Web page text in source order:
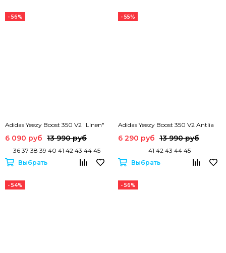
- 56%
Adidas Yeezy Boost 350 V2 "Linen"
6 090 руб 13 990 руб
36 37 38 39 40 41 42 43 44 45
Выбрать
- 55%
Adidas Yeezy Boost 350 V2 Antlia
6 290 руб 13 990 руб
41 42 43 44 45
Выбрать
- 54% - 56%